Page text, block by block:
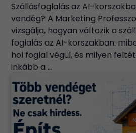
Szállásfoglalás az AI-
vendég? A Marketing
vizsgálja, hogyan változik a
foglalás az AI-korszakban:
hol foglal végül, és milyen
inkább a ...